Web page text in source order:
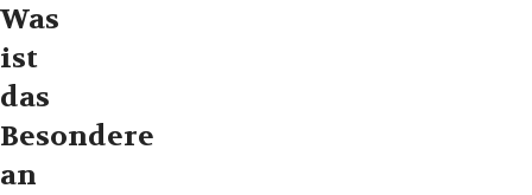
Was
ist
das
Besondere
an